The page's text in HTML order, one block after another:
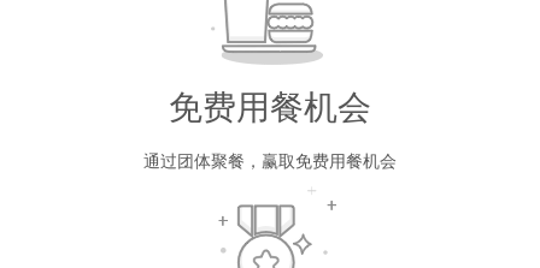
免费用餐机会
通过团体聚餐，赢取免费用餐机会